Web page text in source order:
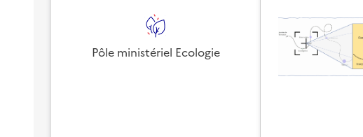
Pôle ministériel Ecologie